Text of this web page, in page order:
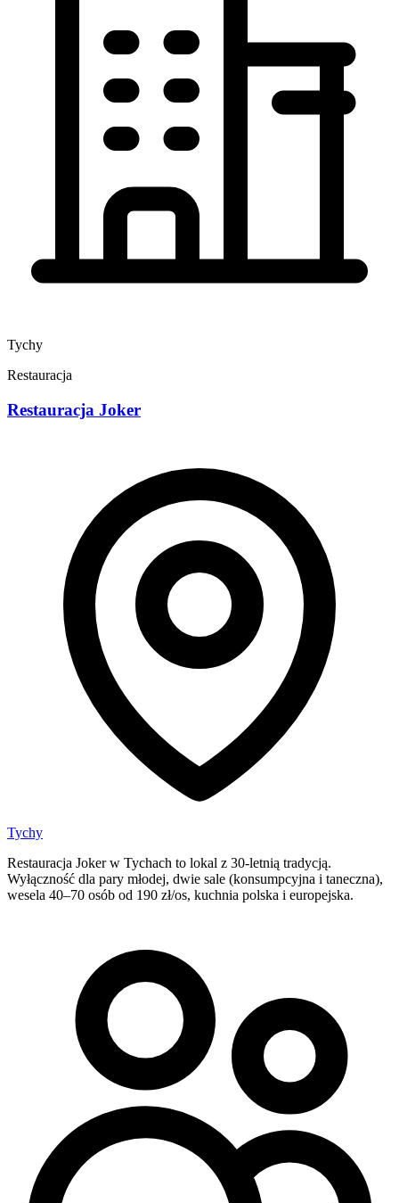
Tychy
Restauracja
Restauracja Joker
Tychy
Restauracja Joker w Tychach to lokal z 30-letnią tradycją.
Wyłączność dla pary młodej, dwie sale (konsumpcyjna i taneczna),
wesela 40–70 osób od 190 zł/os, kuchnia polska i europejska.